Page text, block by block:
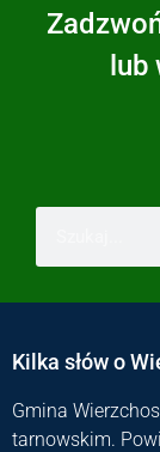
lub
Kilka słów o
Gmina
tarnowskim.